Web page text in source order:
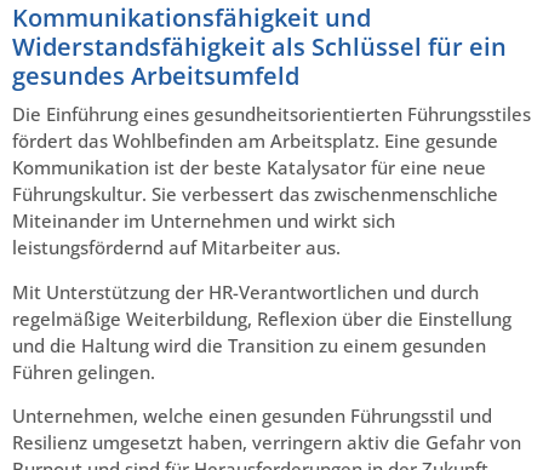
Kommunikationsfähigkeit und
Widerstandsfähigkeit als Schlüssel für ein
gesundes Arbeitsumfeld
Die Einführung eines gesundheitsorientierten Führungsstiles
fördert das Wohlbefinden am Arbeitsplatz. Eine gesunde
Kommunikation ist der beste Katalysator für eine neue
Führungskultur. Sie verbessert das zwischenmenschliche
Miteinander im Unternehmen und wirkt sich
leistungsfördernd auf Mitarbeiter aus.
Mit Unterstützung der HR-Verantwortlichen und durch
regelmäßige Weiterbildung, Reflexion über die Einstellung
und die Haltung wird die Transition zu einem gesunden
Führen gelingen.
Unternehmen, welche einen gesunden Führungsstil und
Resilienz umgesetzt haben, verringern aktiv die Gefahr von